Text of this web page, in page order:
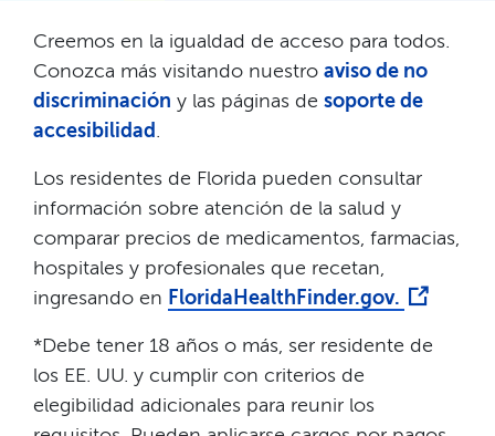
Creemos en la igualdad de acceso para todos.
Conozca más visitando nuestro aviso de no
discriminación y las páginas de soporte de
accesibilidad
Los residentes de Florida pueden consultar
información sobre atención de la salud y
comparar precios de medicamentos, farmacias,
hospitales y profesionales que recetan,
ingresando en FloridaHealthFinder.gov.
*Debe tener 18 años o más, ser residente de
los EE. UU. y cumplir con criterios de
elegibilidad adicionales para reunir los